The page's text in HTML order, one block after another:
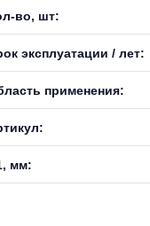
во, шт:
эксплуатации / лет:
применения:
мм: